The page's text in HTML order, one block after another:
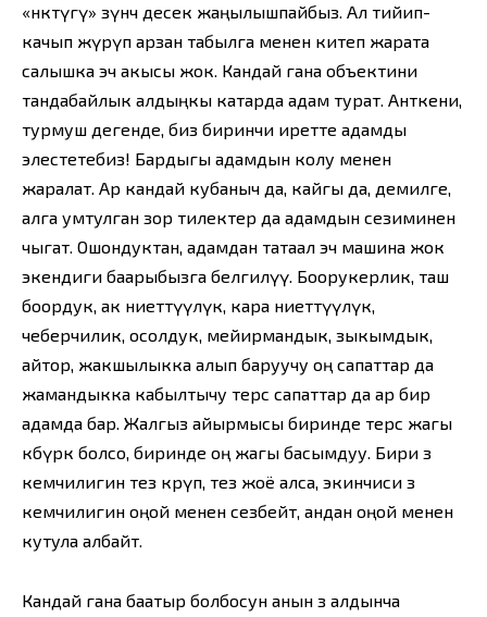
«өнөктүгү» өзүнчө десек жаңылышпайбыз. Ал тийип-
качып жүрүп арзан табылга менен китеп жарата
салышка эч акысы жок. Кандай гана объектини
тандабайлык алдыңкы катарда адам турат. Анткени,
турмуш дегенде, биз биринчи иретте адамды
элестетебиз! Бардыгы адамдын колу менен
жаралат. Ар кандай кубаныч да, кайгы да, демилге,
алга умтулган зор тилектер да адамдын сезиминен
чыгат. Ошондуктан, адамдан татаал эч машина жок
экендиги баарыбызга белгилүү. Боорукерлик, таш
боордук, ак ниеттүүлүк, кара ниеттүүлүк,
чеберчилик, осолдук, мейирмандык, зыкымдык,
айтор, жакшылыкка алып баруучу оң сапаттар да
жамандыкка кабылтычу терс сапаттар да ар бир
адамда бар. Жалгыз айырмысы биринде терс жагы
көбүрөөк болсо, биринде оң жагы басымдуу. Бири өз
кемчилигин тез көрүп, тез жоё алса, экинчиси өз
кемчилигин оңой менен сезбейт, андан оңой менен
кутула албайт.
Кандай гана баатыр болбосун анын өз алдынча